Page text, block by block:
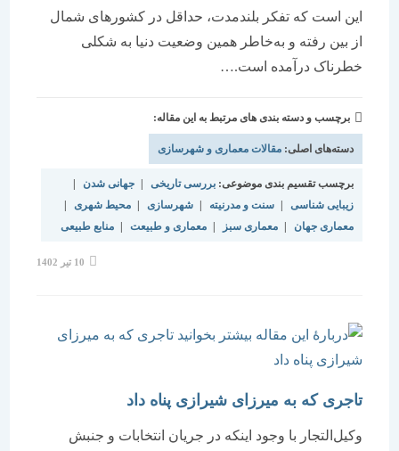
این است که تفکر بلندمدت، حداقل در کشورهای شمال
از بین رفته و به‌خاطر همین وضعیت دنیا به شکلی
خطرناک درآمده است.…
برچسب و دسته بندی های مرتبط به این مقاله:
دسته‌های اصلی:مقالات معماری و شهرسازی
برچسب تقسیم بندی موضوعی:بررسی تاریخی | جهانی شدن
|
زیبایی شناسی
| سنت و مدرنیته | شهرسازی | محیط شهری |
معماری جهان
| معماری سبز | معماری و طبیعت | منابع طبیعی
تاجری که به میرزای شیرازی پناه داد
وکیل‌التجار با وجود اینکه در جریان انتخابات و جنبش